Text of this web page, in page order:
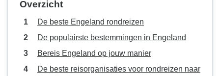
Overzicht
De beste Engeland rondreizen
De populairste bestemmingen in Engeland
Bereis Engeland op jouw manier
De beste reisorganisaties voor rondreizen naar